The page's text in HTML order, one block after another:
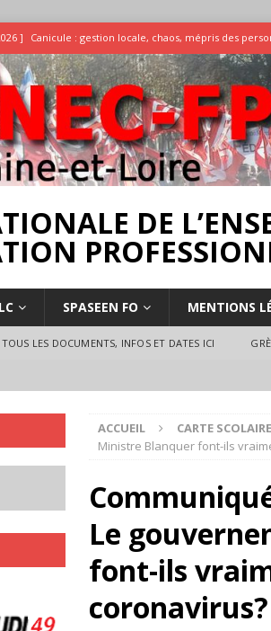
] Canicule : gestion locale, chaos, mépris des
] Enquête Températures et condition de travail
2026 ] Rassemblement pour la Libération du Dr Abu
Angers INTERPROFESSIONNEL
DE
SPASEEN FO MENTIONS
LES DOCUMENTS, INFOS ET DATES ICI
ACCUEIL CARTE SCOLAIRE
Ministre Blanquer font-ils
Le
font-ils
coronavirus?